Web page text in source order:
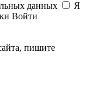
данных
Я
Войти
пишите